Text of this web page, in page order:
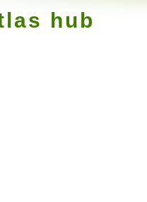
hub